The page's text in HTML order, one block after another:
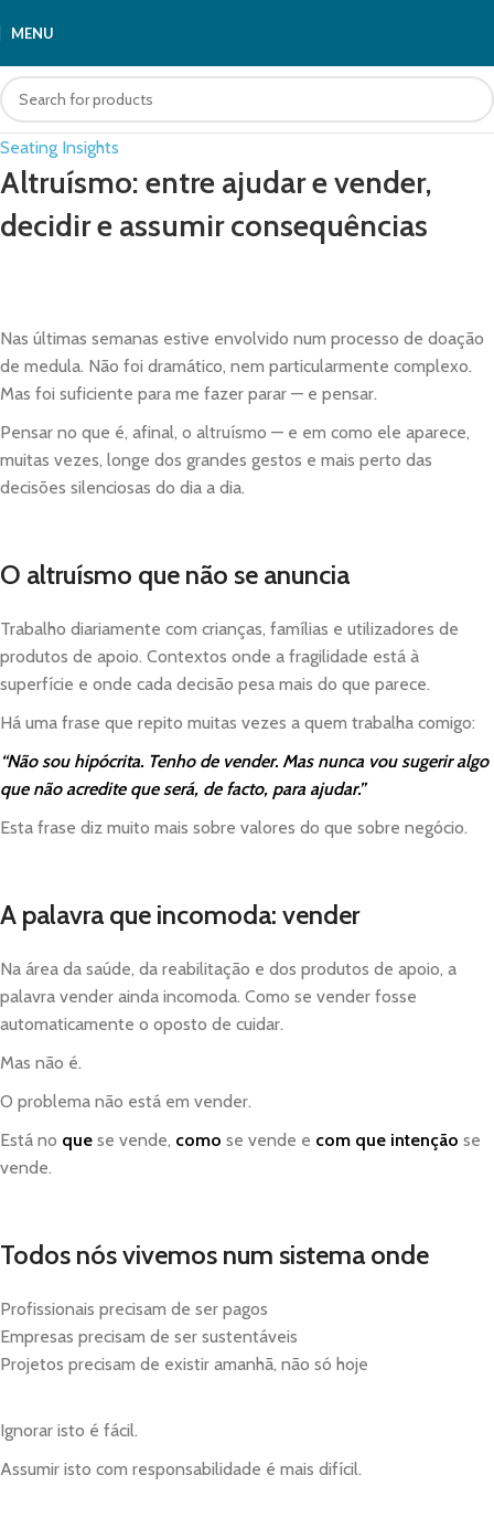
MENU
Seating Insights
Altruísmo: entre ajudar e vender,
decidir e assumir consequências
Nas últimas semanas estive envolvido num processo de doação
de medula. Não foi dramático, nem particularmente complexo.
Mas foi suficiente para me fazer parar — e pensar.
Pensar no que é, afinal, o altruísmo — e em como ele aparece,
muitas vezes, longe dos grandes gestos e mais perto das
decisões silenciosas do dia a dia.
O altruísmo que não se anuncia
Trabalho diariamente com crianças, famílias e utilizadores de
produtos de apoio. Contextos onde a fragilidade está à
superfície e onde cada decisão pesa mais do que parece.
Há uma frase que repito muitas vezes a quem trabalha comigo:
“Não sou hipócrita. Tenho de vender. Mas nunca vou sugerir algo
que não acredite que será, de facto, para ajudar.”
Esta frase diz muito mais sobre valores do que sobre negócio.
A palavra que incomoda: vender
Na área da saúde, da reabilitação e dos produtos de apoio, a
palavra vender ainda incomoda. Como se vender fosse
automaticamente o oposto de cuidar.
Mas não é.
O problema não está em vender.
Está no que se vende, como se vende e com que intenção se
vende.
Todos nós vivemos num sistema onde
Profissionais precisam de ser pagos
Empresas precisam de ser sustentáveis
Projetos precisam de existir amanhã, não só hoje
Ignorar isto é fácil.
Assumir isto com responsabilidade é mais difícil.